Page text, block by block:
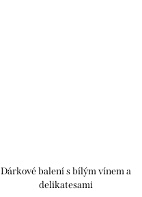
Dárkové balení s bílým vínem a
delikatesami